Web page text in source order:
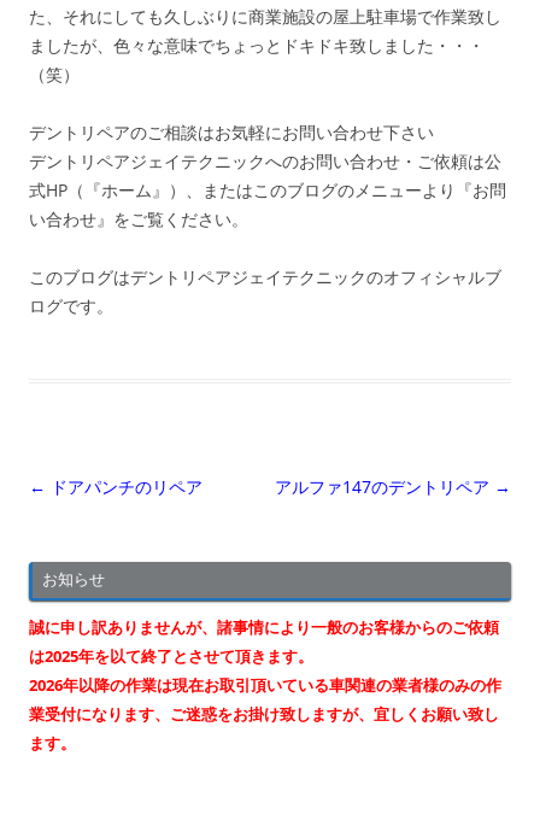
た、それにしても久しぶりに商業施設の屋上駐車場で作業致し
ましたが、色々な意味でちょっとドキドキ致しました・・・
（笑）
デントリペアのご相談はお気軽にお問い合わせ下さい
デントリペアジェイテクニックへのお問い合わせ・ご依頼は公
式HP（『ホーム』）、またはこのブログのメニューより『お問
い合わせ』をご覧ください。
このブログはデントリペアジェイテクニックのオフィシャルブ
ログです。
投
ビ
ゲ
ー
シ
ョ
ン
← ドアパンチのリペア アルファ147のデントリペア →
お知らせ
誠に申し訳ありませんが、諸事情により一般のお客様からのご依頼
は2025年を以て終了とさせて頂きます。
2026年以降の作業は現在お取引頂いている車関連の業者様のみの作
業受付になります、ご迷惑をお掛け致しますが、宜しくお願い致し
ます。